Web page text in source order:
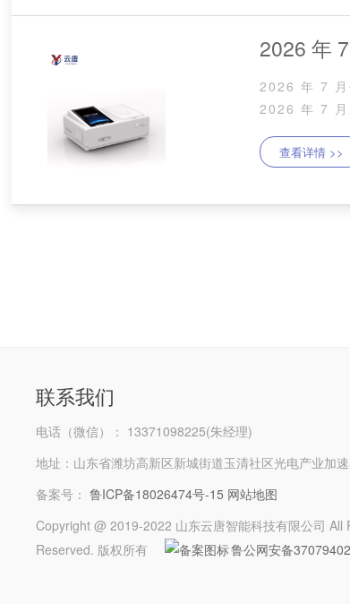
2026 年
筛查仪器
2026 年 7 月
2026 年 7 月
查看详情 >>
联系我们
电话（微信）： 13371098225(朱经理)
地址：山东省潍坊高新区新城街道玉清社区光电产业加
备案号： 鲁ICP备18026474号-15 网站地图
Copyright @ 2019-2022 山东云唐智能科技有限公司 All
Reserved. 版权所有
鲁公网安备